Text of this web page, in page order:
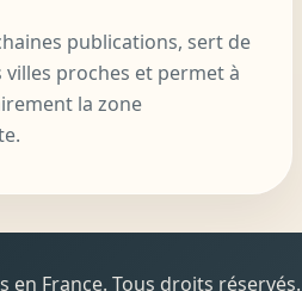
publications, sert de
proches et permet à
la zone
en France. Tous droits réservés.